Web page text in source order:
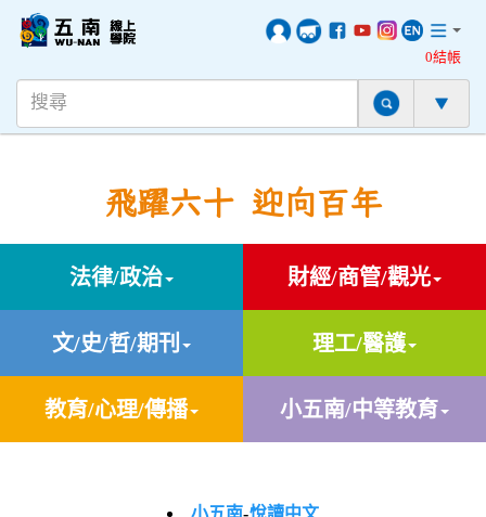
0結帳
飛躍六十 迎向百年
法律/政治 財經/商管/觀光
文/史/哲/期刊 理工/醫護
教育/心理/傳播 小五南/中等教育
小五南-悅讀中文